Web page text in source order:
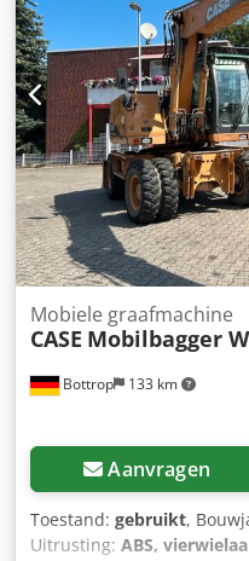
Bottrop 133 km
Mobiele graafmachine
CASE Mobilbagger
Aanvragen
Toestand: gebruikt,
Uitrusting: ABS,